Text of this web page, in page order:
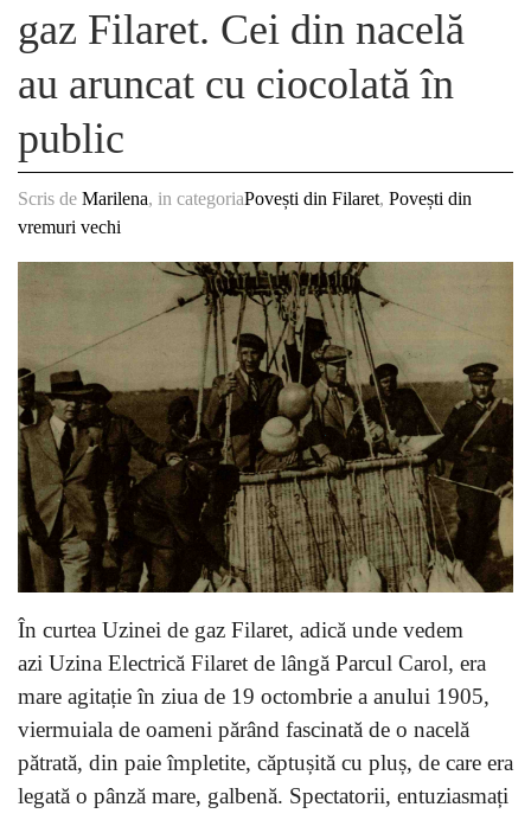
gaz Filaret. Cei din nacelă
au aruncat cu ciocolată în
public
Scris de Marilena, in categoriaPovești din Filaret, Povești din
vremuri vechi
În curtea Uzinei de gaz Filaret, adică unde vedem
azi Uzina Electrică Filaret de lângă Parcul Carol, era
mare agitație în ziua de 19 octombrie a anului 1905,
viermuiala de oameni părând fascinată de o nacelă
pătrată, din paie împletite, căptușită cu pluș, de care era
legată o pânză mare, galbenă. Spectatorii, entuziasmați